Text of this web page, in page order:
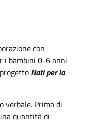
con
i bambini 0-6 anni
Nati per la
verbale. Prima di
quantità di